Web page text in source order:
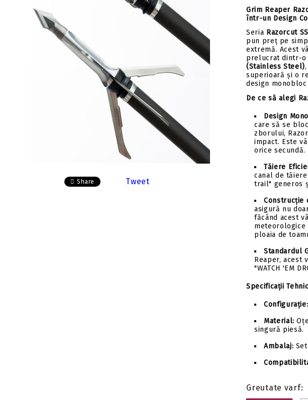
Accesorii sageti
Insert-uri săgeți
Pene săgeți
Ceara & lubrifianti
Mecanisme incarcare
Stringer
Componente
Share Tweet
Grim Reaper
într-un Design
Seria Razorcut SS
pun preț pe
extremă. Acest
prelucrat dintr-
(Stainless Steel)
superioară și o
design
De ce să alegi
Design
care să se
zborului,
impact. Este
orice secundă.
Tăiere
canal de
trail" generos
Construcție
asigură nu
făcând acest
meteorologice
ploaia de
Standardul
Reaper, acest
"WATCH 'EM
Specificații
Configurație:
Material:
singură piesă.
Ambalaj:
Greutate varf: